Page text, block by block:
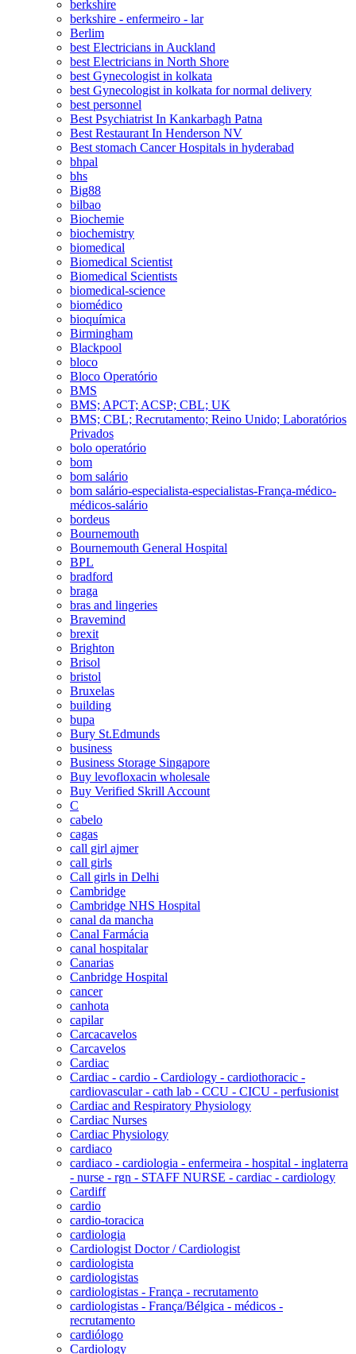
berkshire
berkshire - enfermeiro - lar
Berlim
best Electricians in Auckland
best Electricians in North Shore
best Gynecologist in kolkata
best Gynecologist in kolkata for normal delivery
best personnel
Best Psychiatrist In Kankarbagh Patna
Best Restaurant In Henderson NV
Best stomach Cancer Hospitals in hyderabad
bhpal
bhs
Big88
bilbao
Biochemie
biochemistry
biomedical
Biomedical Scientist
Biomedical Scientists
biomedical-science
biomédico
bioquímica
Birmingham
Blackpool
bloco
Bloco Operatório
BMS
BMS; APCT; ACSP; CBL; UK
BMS; CBL; Recrutamento; Reino Unido; Laboratórios
Privados
bolo operatório
bom
bom salário
bom salário-especialista-especialistas-França-médico-
médicos-salário
bordeus
Bournemouth
Bournemouth General Hospital
BPL
bradford
braga
bras and lingeries
Bravemind
brexit
Brighton
Brisol
bristol
Bruxelas
building
bupa
Bury St.Edmunds
business
Business Storage Singapore
Buy levofloxacin wholesale
Buy Verified Skrill Account
C
cabelo
cagas
call girl ajmer
call girls
Call girls in Delhi
Cambridge
Cambridge NHS Hospital
canal da mancha
Canal Farmácia
canal hospitalar
Canarias
Canbridge Hospital
cancer
canhota
capilar
Carcacavelos
Carcavelos
Cardiac
Cardiac - cardio - Cardiology - cardiothoracic -
cardiovascular - cath lab - CCU - CICU - perfusionist
Cardiac and Respiratory Physiology
Cardiac Nurses
Cardiac Physiology
cardiaco
cardiaco - cardiologia - enfermeira - hospital - inglaterra
- nurse - rgn - STAFF NURSE - cardiac - cardiology
Cardiff
cardio
cardio-toracica
cardiologia
Cardiologist Doctor / Cardiologist
cardiologista
cardiologistas
cardiologistas - França - recrutamento
cardiologistas - França/Bélgica - médicos -
recrutamento
cardiólogo
Cardiology